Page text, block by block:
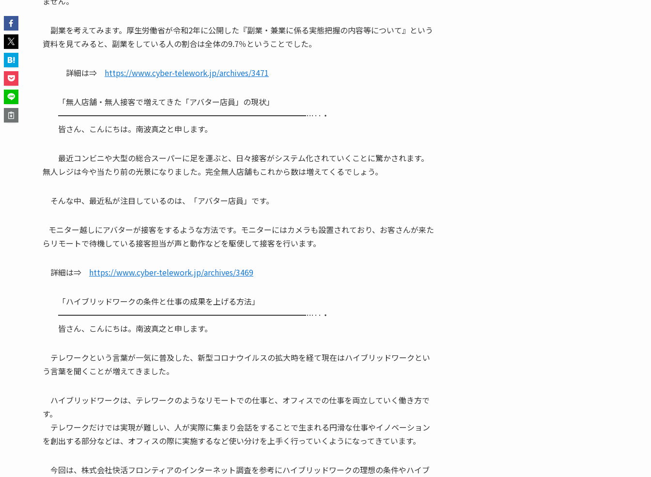
副業を考えてみます。厚生労働省が令和2年に公開した『副業・兼業に係る実態把握の内容等について』という
資料を見てみると、副業をしている人の割合は全体の9.7％ということでした。
詳細は⇒ https://www.cyber-telework.jp/archives/3471
「無人店舗・無人接客で増えてきた「アバター店員」の現状」
━━━━━━━━━━━━━━━━━━━━━━━━━━━━━━━━…‥・
皆さん、こんにちは。南波真之と申します。
最近コンビニや大型の総合スーパーに足を運ぶと、日々接客がシステム化されていくことに驚かされます。
無人レジは今や当たり前の光景になりました。完全無人店舗もこれから数は増えてくるでしょう。
そんな中、最近私が注目しているのは、「アバター店員」です。
モニター越しにアバターが接客をするような方法です。モニターにはカメラも設置されており、お客さんが来た
らリモートで待機している接客担当が声と動作などを駆使して接客を行います。
詳細は⇒ https://www.cyber-telework.jp/archives/3469
「ハイブリッドワークの条件と仕事の成果を上げる方法」
━━━━━━━━━━━━━━━━━━━━━━━━━━━━━━━━…‥・
皆さん、こんにちは。南波真之と申します。
テレワークという言葉が一気に普及した、新型コロナウイルスの拡大時を経て現在はハイブリッドワークとい
う言葉を聞くことが増えてきました。
ハイブリッドワークは、テレワークのようなリモートでの仕事と、オフィスでの仕事を両立していく働き方で
す。
テレワークだけでは実現が難しい、人が実際に集まり会話をすることで生まれる円滑な仕事やイノベーション
を創出する部分などは、オフィスの際に実施するなど使い分けを上手く行っていくようになってきています。
今回は、株式会社快活フロンティアのインターネット調査を参考にハイブリッドワークの理想の条件やハイブ